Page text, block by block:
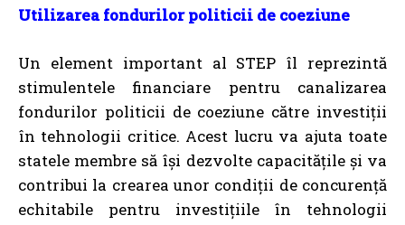
Utilizarea fondurilor politicii de coeziune
Un element important al STEP îl reprezintă
stimulentele financiare pentru canalizarea
fondurilor politicii de coeziune către investiții
în tehnologii critice. Acest lucru va ajuta toate
statele membre să își dezvolte capacitățile și va
contribui la crearea unor condiții de concurență
echitabile pentru investițiile în tehnologii